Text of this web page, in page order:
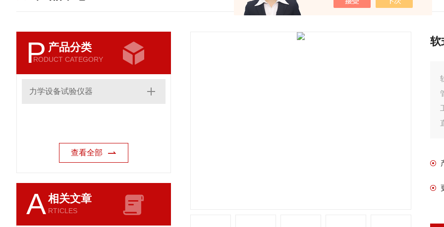
P 产品分类
RODUCT CATEGORY
力学设备试验仪器
查看全部
A相关文章
RTICLES
软